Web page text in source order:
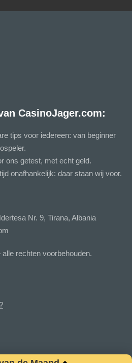
CasinoJager.com:
tips voor iedereen: van beginner
ons getest, met echt geld.
onafhankelijk: daar staan wij voor.
Nr. 9, Tirana, Albania
rechten voorbehouden.